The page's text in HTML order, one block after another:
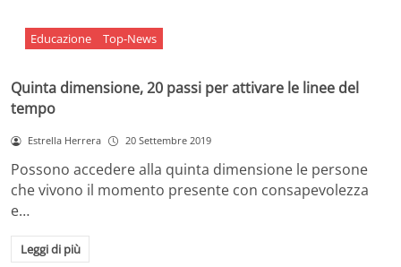
Educazione Top-News
Quinta dimensione, 20 passi per attivare le linee del
tempo
Estrella Herrera 20 Settembre 2019
Possono accedere alla quinta dimensione le persone
che vivono il momento presente con consapevolezza
e…
Leggi di più